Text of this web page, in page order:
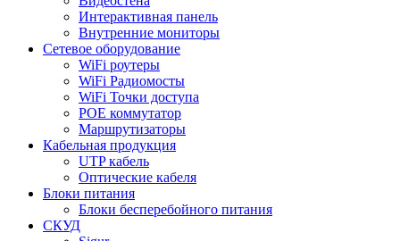
Интерактивная панель
Внутренние мониторы
Сетевое оборудование
WiFi роутеры
WiFi Радиомосты
WiFi Точки доступа
POE коммутатор
Маршрутизаторы
Кабельная продукция
UTP кабель
Оптические кабеля
Блоки питания
Блоки бесперебойного питания
СКУД